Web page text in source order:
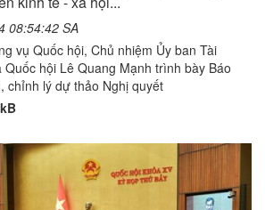
08:54:42 SA
vụ Quốc hội, Chủ nhiệm Ủy ban Tài
hội Lê Quang Mạnh trình bày Báo
chỉnh lý dự thảo Nghị quyết